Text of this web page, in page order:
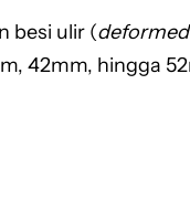
besi ulir (
42mm, hingga